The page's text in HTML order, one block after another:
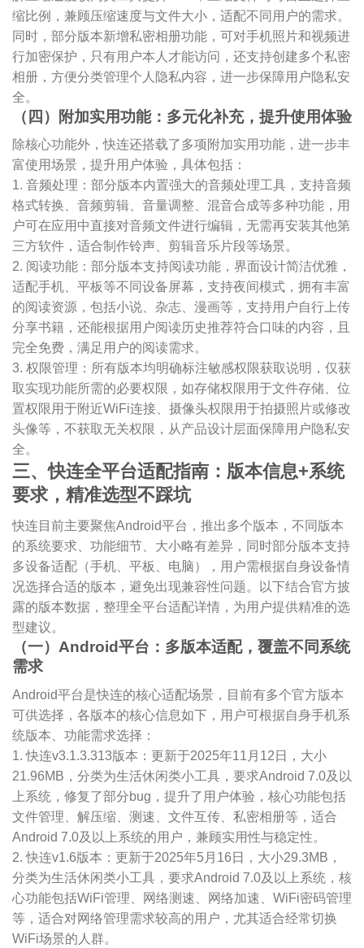
缩比例，兼顾压缩速度与文件大小，适配不同用户的需求。
同时，部分版本新增私密相册功能，可对手机照片和视频进
行加密保护，只有用户本人才能访问，还支持创建多个私密
相册，方便分类管理个人隐私内容，进一步保障用户隐私安
全。
（四）附加实用功能：多元化补充，提升使用体验
除核心功能外，快连还搭载了多项附加实用功能，进一步丰
富使用场景，提升用户体验，具体包括：
1. 音频处理：部分版本内置强大的音频处理工具，支持音频
格式转换、音频剪辑、音量调整、混音合成等多种功能，用
户可在应用中直接对音频文件进行编辑，无需再安装其他第
三方软件，适合制作铃声、剪辑音乐片段等场景。
2. 阅读功能：部分版本支持阅读功能，界面设计简洁优雅，
适配手机、平板等不同设备屏幕，支持夜间模式，拥有丰富
的阅读资源，包括小说、杂志、漫画等，支持用户自行上传
分享书籍，还能根据用户阅读历史推荐符合口味的内容，且
完全免费，满足用户的阅读需求。
3. 权限管理：所有版本均明确标注敏感权限获取说明，仅获
取实现功能所需的必要权限，如存储权限用于文件存储、位
置权限用于附近WiFi连接、摄像头权限用于拍摄照片或修改
头像等，不获取无关权限，从产品设计层面保障用户隐私安
全。
三、快连全平台适配指南：版本信息+系统
要求，精准选型不踩坑
快连目前主要聚焦Android平台，推出多个版本，不同版本
的系统要求、功能细节、大小略有差异，同时部分版本支持
多设备适配（手机、平板、电脑），用户需根据自身设备情
况选择合适的版本，避免出现兼容性问题。以下结合官方披
露的版本数据，整理全平台适配详情，为用户提供精准的选
型建议。
（一）Android平台：多版本适配，覆盖不同系统
需求
Android平台是快连的核心适配场景，目前有多个官方版本
可供选择，各版本的核心信息如下，用户可根据自身手机系
统版本、功能需求选择：
1. 快连v3.1.3.313版本：更新于2025年11月12日，大小
21.96MB，分类为生活休闲类小工具，要求Android 7.0及以
上系统，修复了部分bug，提升了用户体验，核心功能包括
文件管理、解压缩、测速、文件互传、私密相册等，适合
Android 7.0及以上系统的用户，兼顾实用性与稳定性。
2. 快连v1.6版本：更新于2025年5月16日，大小29.3MB，
分类为生活休闲类小工具，要求Android 7.0及以上系统，核
心功能包括WiFi管理、网络测速、网络加速、WiFi密码管理
等，适合对网络管理需求较高的用户，尤其适合经常切换
WiFi场景的人群。